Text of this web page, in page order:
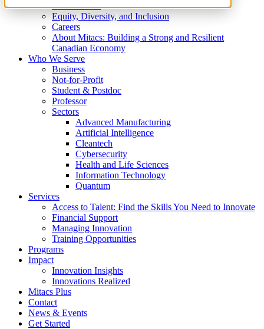
What We Do
Equity, Diversity, and Inclusion
Careers
About Mitacs: Building a Strong and Resilient
Canadian Economy
Who We Serve
Business
Not-for-Profit
Student & Postdoc
Professor
Sectors
Advanced Manufacturing
Artificial Intelligence
Cleantech
Cybersecurity
Health and Life Sciences
Information Technology
Quantum
Services
Access to Talent: Find the Skills You Need to Innovate
Financial Support
Managing Innovation
Training Opportunities
Programs
Impact
Innovation Insights
Innovations Realized
Mitacs Plus
Contact
News & Events
Get Started